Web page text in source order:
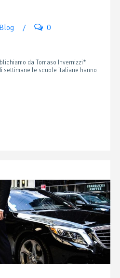
/ 0
da Tomaso Invernizzi*
settimane le scuole italiane hanno